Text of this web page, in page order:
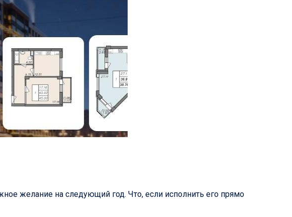
желание на следующий год. Что, если исполнить его прямо